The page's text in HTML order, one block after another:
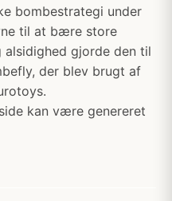
bombestrategi under
til at bære store
alsidighed gjorde den til
der blev brugt af
kan være genereret